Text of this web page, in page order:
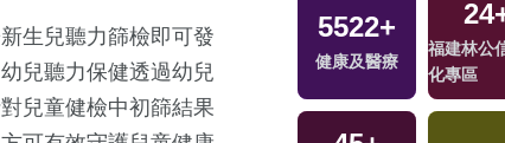
生兒聽力篩檢即可發
兒聽力保健透過幼兒
兒童健檢中初篩結果
6523+
文教 兩岸藝苑天地
5522+
健康及醫療
24
福建林公
化專區